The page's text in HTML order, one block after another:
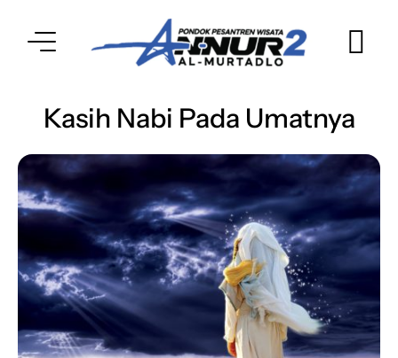
Kasih Nabi Pada Umatnya